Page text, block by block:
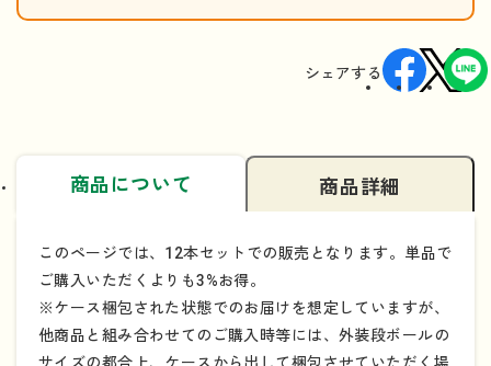
シェアする
商品について 商品詳細
このページでは、12本セットでの販売となります。単品で
ご購入いただくよりも3%お得。
※ケース梱包された状態でのお届けを想定していますが、
他商品と組み合わせてのご購入時等には、外装段ボールの